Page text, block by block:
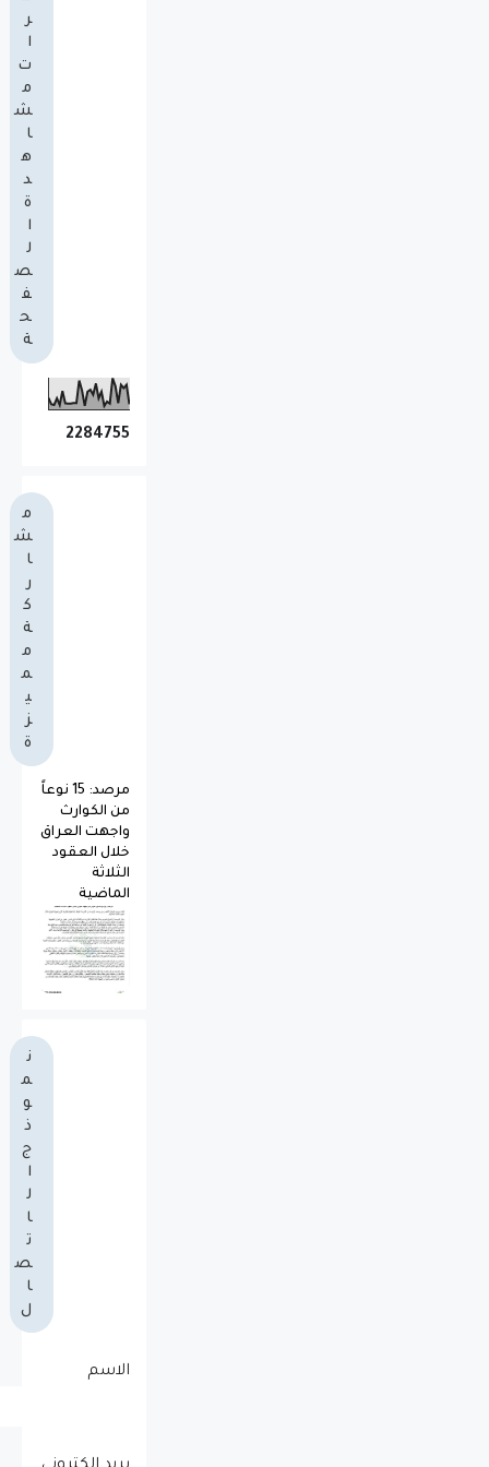
ر
ا
ت
م
ش
ا
ه
د
ة
ا
ل
ص
ف
ح
ة
2284755
م
ش
ا
ر
ك
ة
م
م
ي
ز
ة
مرصد: 15 نوعاً
من الكوارث
واجهت العراق
خلال العقود
الثلاثة
الماضية
ن
م
و
ذ
ج
ا
ل
ا
ت
ص
ا
ل
الاسم